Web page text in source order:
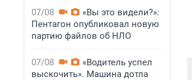
07/08
«Вы это видели?»:
Пентагон опубликовал новую
партию файлов об НЛО
07/08
«Водитель успел
выскочить». Машина дотла